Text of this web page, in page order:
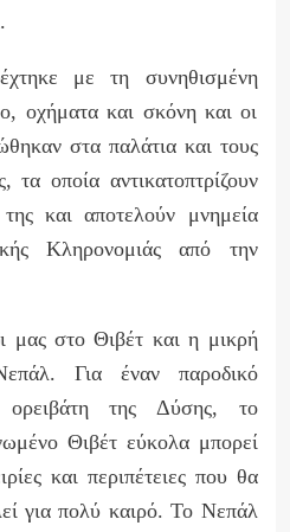
με τη συνηθισμένη
οχήματα και σκόνη και οι
στα παλάτια και τους
τα οποία αντικατοπτρίζουν
και αποτελούν μνημεία
Κληρονομιάς από την
μας στο Θιβέτ και η μικρή
Για έναν παροδικό
ορειβάτη της Δύσης, το
Θιβέτ εύκολα μπορεί
και περιπέτειες που θα
για πολύ καιρό. Το Νεπάλ